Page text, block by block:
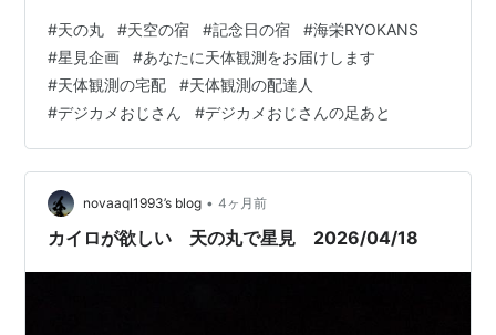
ル＆アルコルを見ることができました。曇っていても熱
心に私の説明を聞いてくださった大家族の皆様、キンモ
クセイが見えて良かったです。明るくうらやましいご家
族でした。外国の方が来られ身構えましたが、私より日
本語がお上手で安心しました。中には、晴れ間を待てず
に寒いからと早々とお部屋に戻られたご家族がいまし
た…
#天の丸 #天空の宿 #記念日の宿 #海栄RYOKANS
#星見企画 #あなたに天体観測をお届けします
#天体観測の宅配 #天体観測の配達人
#デジカメおじさん #デジカメおじさんの足あと
novaaql1993’s blog • 4ヶ月前
カイロが欲しい 天の丸で星見 2026/04/18